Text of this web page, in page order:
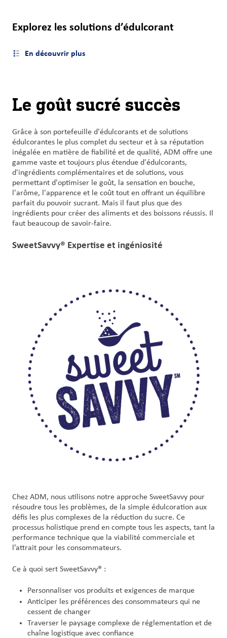
joindre
du client
Investisseurs
Explorez les solutions d’édulcorant
Ouvrir le menu latéral
En découvrir plus
Le goût sucré succès
Grâce à son portefeuille d'édulcorants et de solutions
édulcorantes le plus complet du secteur et à sa réputation
inégalée en matière de fiabilité et de qualité, ADM offre une
gamme vaste et toujours plus étendue d'édulcorants,
d'ingrédients complémentaires et de solutions, vous
permettant d'optimiser le goût, la sensation en bouche,
l'arôme, l'apparence et le coût tout en offrant un équilibre
parfait du pouvoir sucrant. Mais il faut plus que des
ingrédients pour créer des aliments et des boissons réussis. Il
faut beaucoup de savoir-faire.
SweetSavvy® Expertise et ingéniosité
Chez ADM, nous utilisons notre approche SweetSavvy pour
résoudre tous les problèmes, de la simple édulcoration aux
défis les plus complexes de la réduction du sucre. Ce
processus holistique prend en compte tous les aspects, tant la
performance technique que la viabilité commerciale et
l’attrait pour les consommateurs.
Ce à quoi sert SweetSavvy® :
Personnaliser vos produits et exigences de marque
Anticiper les préférences des consommateurs qui ne
cessent de changer
Traverser le paysage complexe de réglementation et de
chaîne logistique avec confiance